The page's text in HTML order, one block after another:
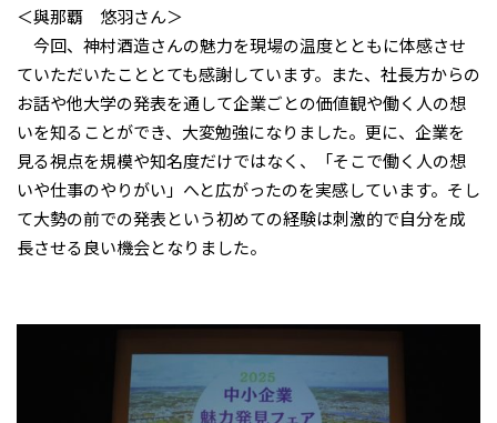
＜與那覇 悠羽さん＞
今回、神村酒造さんの魅力を現場の温度とともに体感させ
ていただいたこととても感謝しています。また、社長方からの
お話や他大学の発表を通して企業ごとの価値観や働く人の想
いを知ることができ、大変勉強になりました。更に、企業を
見る視点を規模や知名度だけではなく、「そこで働く人の想
いや仕事のやりがい」へと広がったのを実感しています。そし
て大勢の前での発表という初めての経験は刺激的で自分を成
長させる良い機会となりました。